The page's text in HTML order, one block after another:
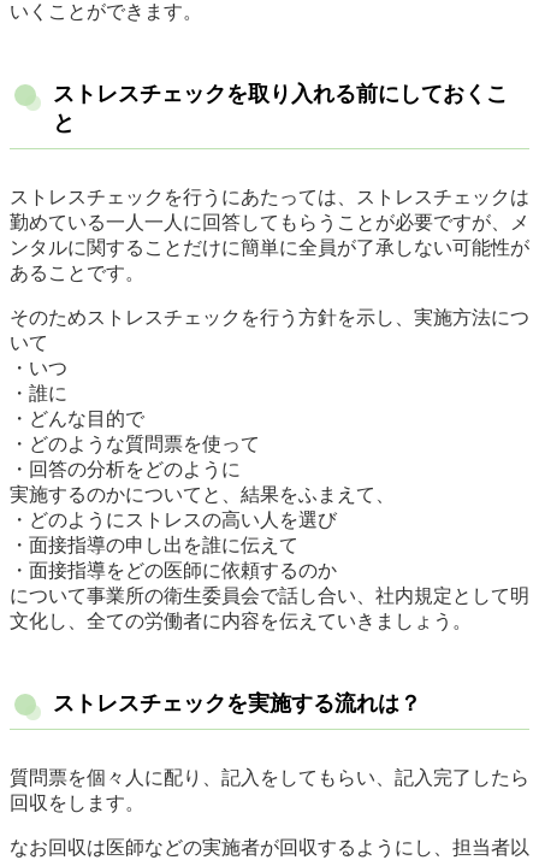
いくことができます。
ストレスチェックを取り入れる前にしておくこ
と
ストレスチェックを行うにあたっては、ストレスチェックは
勤めている一人一人に回答してもらうことが必要ですが、メ
ンタルに関することだけに簡単に全員が了承しない可能性が
あることです。
そのためストレスチェックを行う方針を示し、実施方法につ
いて
・いつ
・誰に
・どんな目的で
・どのような質問票を使って
・回答の分析をどのように
実施するのかについてと、結果をふまえて、
・どのようにストレスの高い人を選び
・面接指導の申し出を誰に伝えて
・面接指導をどの医師に依頼するのか
について事業所の衛生委員会で話し合い、社内規定として明
文化し、全ての労働者に内容を伝えていきましょう。
ストレスチェックを実施する流れは？
質問票を個々人に配り、記入をしてもらい、記入完了したら
回収をします。
なお回収は医師などの実施者が回収するようにし、担当者以